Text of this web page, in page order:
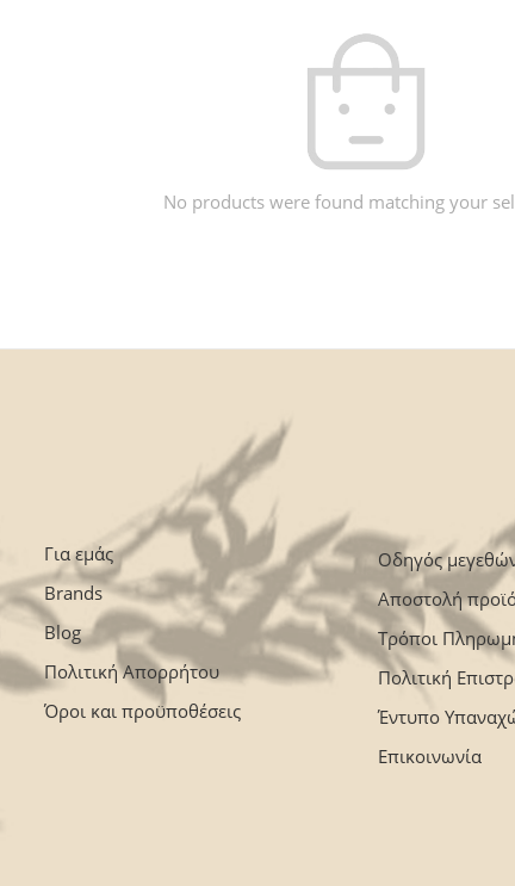
No products were found matching your
Για εμάς
Brands
Blog
Πολιτική Απορρήτου
Όροι και προϋποθέσεις
Οδηγός
Αποστολή
Τρόποι
Πολιτική
Έντυπο
Επικοινωνία